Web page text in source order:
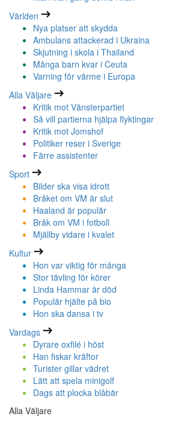
Världen
Nya platser att skydda
Ambulans attackerad i Ukraina
Skjutning i skola i Thailand
Många barn kvar i Ceuta
Varning för värme i Europa
Alla Väljare
Kritik mot Vänsterpartiet
Så vill partierna hjälpa flyktingar
Kritik mot Jomshof
Politiker reser i Sverige
Färre assistenter
Sport
Bilder ska visa idrott
Bråket om VM är slut
Haaland är populär
Bråk om VM i fotboll
Mjällby vidare i kvalet
Kultur
Hon var viktig för många
Stor tävling för körer
Linda Hammar är död
Populär hjälte på bio
Hon ska dansa i tv
Vardags
Dyrare oxfilé i höst
Han fiskar kräftor
Turister gillar vädret
Lätt att spela minigolf
Dags att plocka blåbär
Alla Väljare